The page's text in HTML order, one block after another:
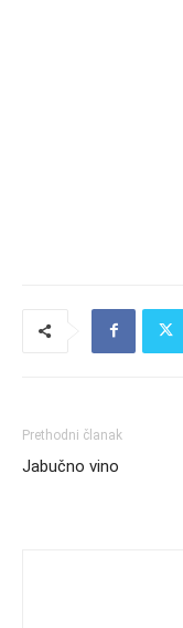
Prethodni članak
Jabučno vino